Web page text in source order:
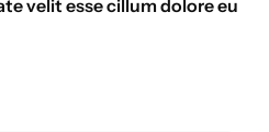
velit esse cillum dolore eu